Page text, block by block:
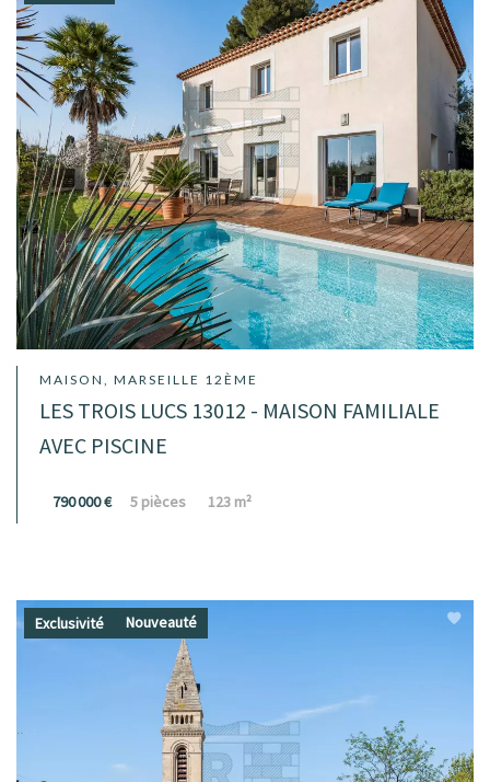
MAISON, MARSEILLE 12ÈME
LES TROIS LUCS 13012 - MAISON FAMILIALE
AVEC PISCINE
790 000 € 5 pièces 123 m²
Exclusivité Nouveauté